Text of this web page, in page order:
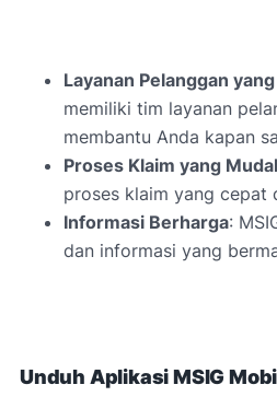
Layanan Pelanggan
memiliki tim layanan
membantu Anda kapan
Proses Klaim yang
proses klaim yang cepat
Informasi Berharga:
dan informasi yang
Unduh Aplikasi MSIG